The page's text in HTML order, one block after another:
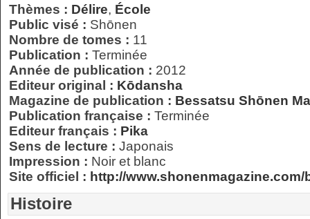
Thèmes : Délire, École
Public visé : Shōnen
Nombre de tomes : 11
Publication : Terminée
Année de publication : 2012
Editeur original : Kōdansha
Magazine de publication : Bessatsu Shōnen
Publication française : Terminée
Editeur français : Pika
Sens de lecture : Japonais
Impression : Noir et blanc
Site officiel : http://
Histoire